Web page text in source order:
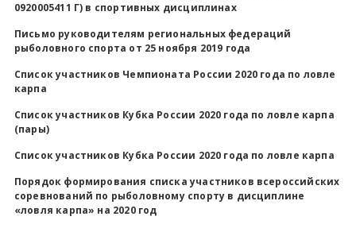
0920005411 Г) в спортивных дисциплинах
Письмо руководителям региональных федераций
рыболовного спорта от 25 ноября 2019 года
Список участников Чемпионата России 2020 года по ловле
карпа
Список участников Кубка России 2020 года по ловле карпа
(пары)
Список участников Кубка России 2020 года по ловле карпа
Порядок формирования списка участников всероссийских
соревнований по рыболовному спорту в дисциплине
«ловля карпа» на 2020 год